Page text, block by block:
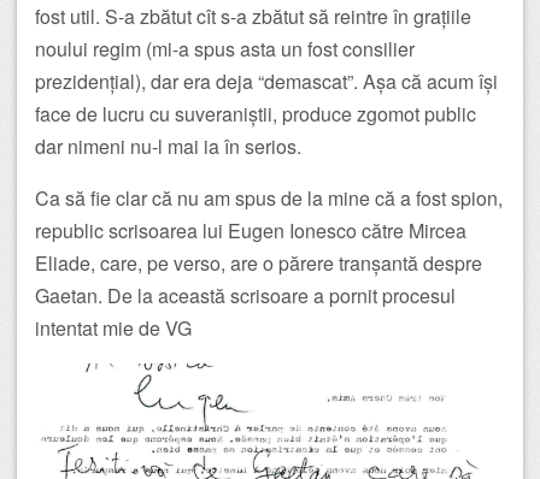
fost util. S-a zbătut cît s-a zbătut să reintre în grațiile
noului regim (mi-a spus asta un fost consilier
prezidențial), dar era deja “demascat”. Așa că acum își
face de lucru cu suveraniștii, produce zgomot public
dar nimeni nu-l mai ia în serios.
Ca să fie clar că nu am spus de la mine că a fost spion,
republic scrisoarea lui Eugen Ionesco către Mircea
Eliade, care, pe verso, are o părere tranșantă despre
Gaetan. De la această scrisoare a pornit procesul
intentat mie de VG